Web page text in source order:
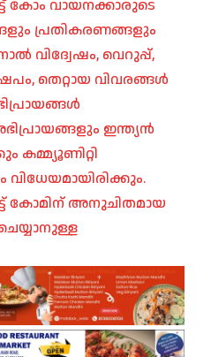
വായനക്കാരുടെ
പ്രതികരണങ്ങളും
വിദ്വേഷം, വെറുപ്പ്,
തെറ്റായ വിവരങ്ങൾ
ഇന്ത്യൻ
വിധേയമായിരിക്കും.
കോമിന് അനുചിതമായ